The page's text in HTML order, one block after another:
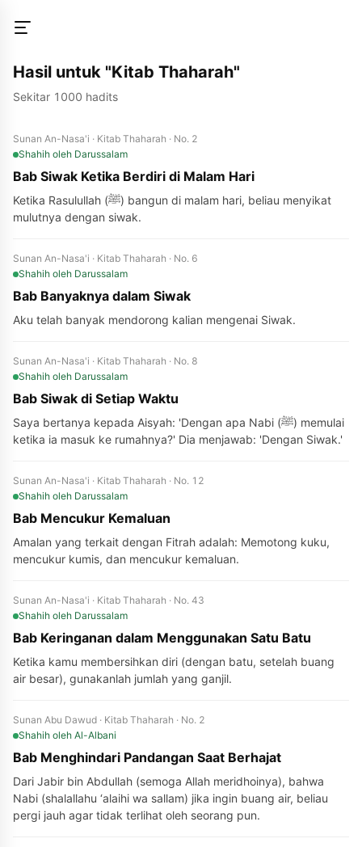
Hasil untuk "Kitab Thaharah"
Sekitar 1000 hadits
Sunan An-Nasa'i · Kitab Thaharah · No. 2
Shahih oleh Darussalam
Bab Siwak Ketika Berdiri di Malam Hari
Ketika Rasulullah (ﷺ) bangun di malam hari, beliau menyikat
mulutnya dengan siwak.
Sunan An-Nasa'i · Kitab Thaharah · No. 6
Shahih oleh Darussalam
Bab Banyaknya dalam Siwak
Aku telah banyak mendorong kalian mengenai Siwak.
Sunan An-Nasa'i · Kitab Thaharah · No. 8
Shahih oleh Darussalam
Bab Siwak di Setiap Waktu
Saya bertanya kepada Aisyah: 'Dengan apa Nabi (ﷺ) memulai
ketika ia masuk ke rumahnya?' Dia menjawab: 'Dengan Siwak.'
Sunan An-Nasa'i · Kitab Thaharah · No. 12
Shahih oleh Darussalam
Bab Mencukur Kemaluan
Amalan yang terkait dengan Fitrah adalah: Memotong kuku,
mencukur kumis, dan mencukur kemaluan.
Sunan An-Nasa'i · Kitab Thaharah · No. 43
Shahih oleh Darussalam
Bab Keringanan dalam Menggunakan Satu Batu
Ketika kamu membersihkan diri (dengan batu, setelah buang
air besar), gunakanlah jumlah yang ganjil.
Sunan Abu Dawud · Kitab Thaharah · No. 2
Shahih oleh Al-Albani
Bab Menghindari Pandangan Saat Berhajat
Dari Jabir bin Abdullah (semoga Allah meridhoinya), bahwa
Nabi (shalallahu ‘alaihi wa sallam) jika ingin buang air, beliau
pergi jauh agar tidak terlihat oleh seorang pun.